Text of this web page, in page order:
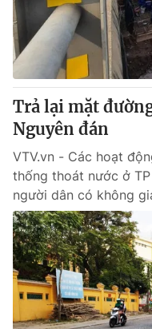
Trả lại mặt
Nguyên đán
VTV.vn - Các hoạt
thống thoát nước ở
người dân có không